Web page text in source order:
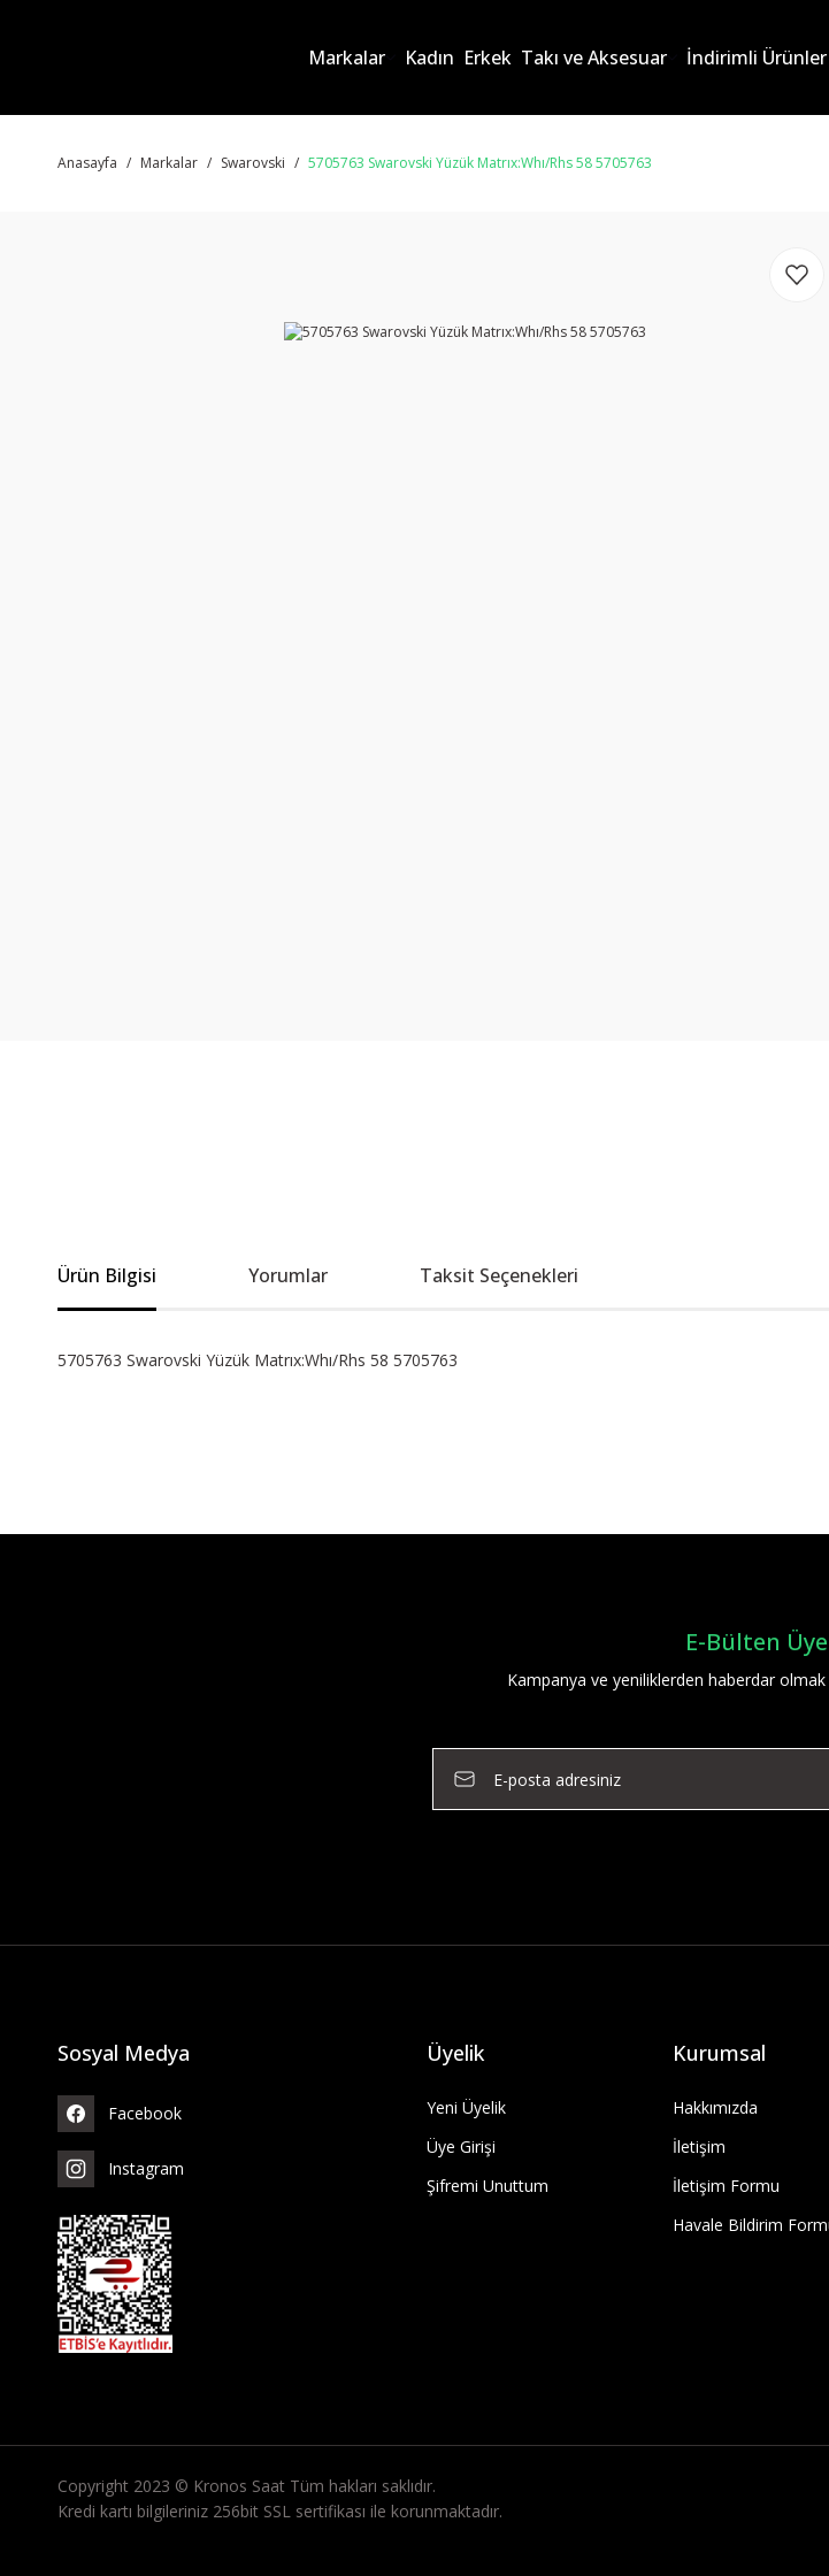
Markalar Kadın Erkek Takı ve Aksesuar İndirimli Ürünler
Anasayfa Markalar Swarovski 5705763 Swarovski Yüzük Matrıx:Whı/Rhs 58 5705763
Ürün Bilgisi Yorumlar Taksit Seçenekleri
5705763 Swarovski Yüzük Matrıx:Whı/Rhs 58 5705763
Yorum Yaz
E-Bülten
Kampanya ve yeniliklerden haberdar
Sosyal Medya
Facebook
Instagram
Üyelik
Yeni Üyelik
Üye Girişi
Şifremi Unuttum
Kurumsal
Hakkımızda
İletişim
İletişim Formu
Havale Bildirim
Copyright 2023 © Kronos Saat Tüm hakları saklıdır.
Kredi kartı bilgileriniz 256bit SSL sertifikası ile korunmaktadır.